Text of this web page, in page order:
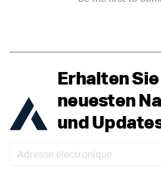
Erhalten
neuesten
und